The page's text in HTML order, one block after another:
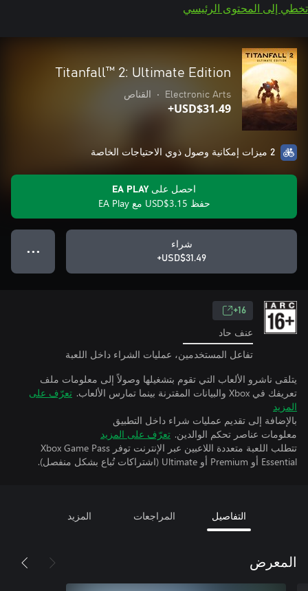
تخطي إلى المحتوى الرئيسي
Titanfall™ 2: Ultimate Edition
Electronic Arts
• القناص
USD$31.49+
2 ميزات إمكانية وصول ذوي الاحتياجات الخاصة
احصل على EA PLAY
حفظ USD$3.15 مع EA Play
شراء
USD$31.49+
● ● ●
16+
عنف حاد
تفاعل المستخدمين، عمليات الشراء داخل اللعبة
يتلقى ناشرو الألعاب التي تقوم بتشغيلها وصولاً إلى معلومات ملف
تعريفك في Xbox والبيانات المقترنة بينما تمارس الألعاب.
تعرّف على
المزيد
بالإضافة إلى تقديم عمليات شراء داخل التطبيق
معلومات عناصر تحكم الوالدين. تعرّف على المزيد
تتطلب اللعبة متعددة اللاعبين عبر الإنترنت توفر Xbox Game Pass
Essential أو Premium أو Ultimate (اشتراكات تُباع بشكل منفصل).
التفاصيل المراجعات المزيد
المعرض